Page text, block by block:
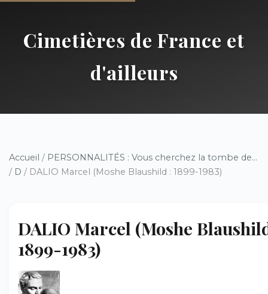
Cimetières de France et
d'ailleurs
Accueil / PERSONNALITÉS : Vous cherchez la tombe de...
/ D / DALIO Marcel (Moshe Blaushild : 1899-1983)
DALIO Marcel (Moshe
1899-1983)